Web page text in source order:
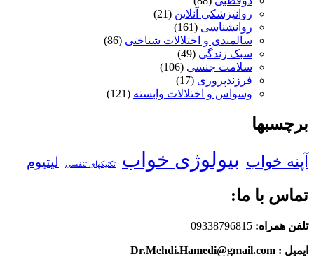
روانپزشکی آنلاین (21)
روانشناسی (161)
سالمندی و اختلالات شناختی (86)
سبک زندگی (49)
سلامت جنسی (106)
فرزندپروری (17)
وسواس و اختلالات وابسته (121)
برچسبها
آپنه خواب بیولوژی خواب تکنیکهای تنفسی لیتیوم
تماس با ما:
تلفن همراه: 09338796815
ایمیل : Dr.Mehdi.Hamedi@gmail.com